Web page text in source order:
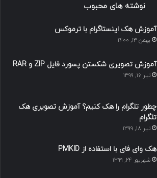
نوشته های محبوب
آموزش هک اینستاگرام با ترموکس
بهمن ۱۳, ۱۴۰۰
آموزش تصویری شکستن پسورد فایل ZIP و RAR
تیر ۱۶, ۱۳۹۹
چطور تلگرام را هک کنیم؟ آموزش تصویری هک
تلگرام
تیر ۱۸, ۱۳۹۹
هک وای فای با استفاده از PMKID
شهریور ۲۴, ۱۳۹۹